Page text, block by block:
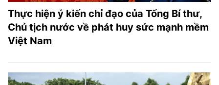
Thực hiện ý kiến chỉ đạo của Tổng Bí thư,
Chủ tịch nước về phát huy sức mạnh mềm
Việt Nam